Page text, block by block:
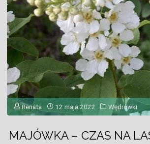
Renata 12 maja 2022 Wędrówki
MAJÓWKA – CZAS NA